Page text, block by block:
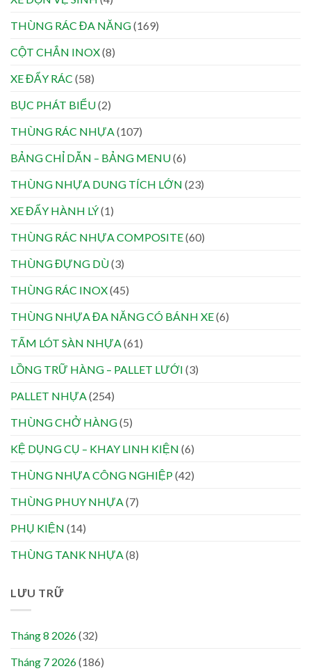
THÙNG RÁC ĐA NĂNG(169)
CỘT CHẮN INOX(8)
XE ĐẨY RÁC (58)
BỤC PHÁT BIỂU(2)
THÙNG RÁC NHỰA(107)
BẢNG CHỈ DẪN – BẢNG MENU(6)
THÙNG NHỰA DUNG TÍCH LỚN (23)
XE ĐẨY HÀNH LÝ(1)
THÙNG RÁC NHỰA COMPOSITE(60)
THÙNG ĐỰNG DÙ(3)
THÙNG RÁC INOX(45)
THÙNG NHỰA ĐA NĂNG CÓ BÁNH XE(6)
TẤM LÓT SÀN NHỰA(61)
LỒNG TRỮ HÀNG – PALLET LƯỚI (3)
PALLET NHỰA(254)
THÙNG CHỞ HÀNG(5)
KỆ DỤNG CỤ – KHAY LINH KIỆN (6)
THÙNG NHỰA CÔNG NGHIỆP(42)
THÙNG PHUY NHỰA(7)
PHỤ KIỆN (14)
THÙNG TANK NHỰA(8)
LƯU TRỮ
Tháng 8 2026(32)
Tháng 7 2026(186)